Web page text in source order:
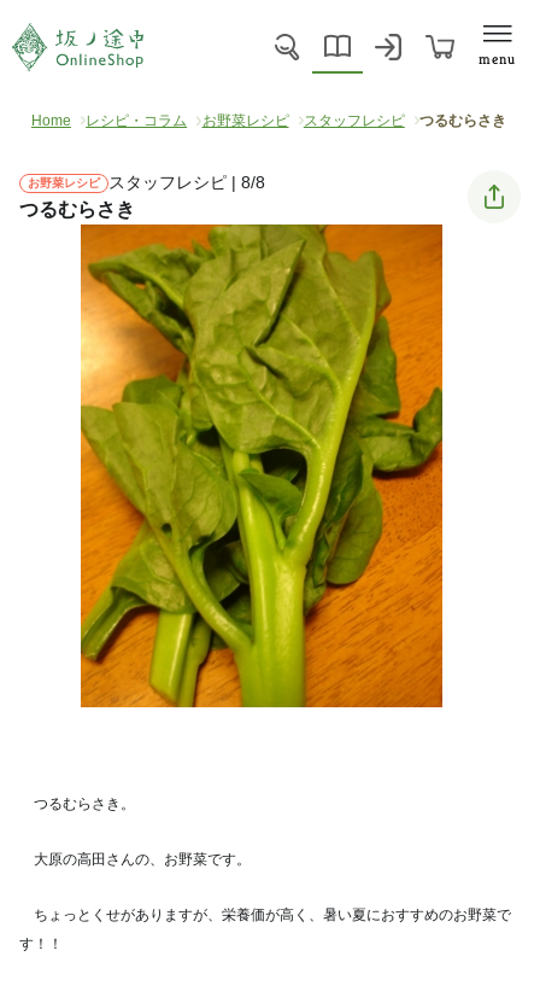
menu
Home レシピ・コラム お野菜レシピ スタッフレシピ つるむらさき
お野菜レシピ スタッフレシピ | 8/8
つるむらさき
つるむらさき。
大原の高田さんの、お野菜です。
ちょっとくせがありますが、栄養価が高く、暑い夏におすすめのお野菜で
す！！